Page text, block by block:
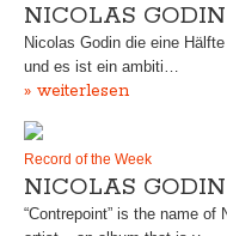
NICOLAS
Nicolas Godin die eine
und es ist ein ambiti…
» weiterlesen
Record of the Week
NICOLAS
“Contrepoint” is the name of